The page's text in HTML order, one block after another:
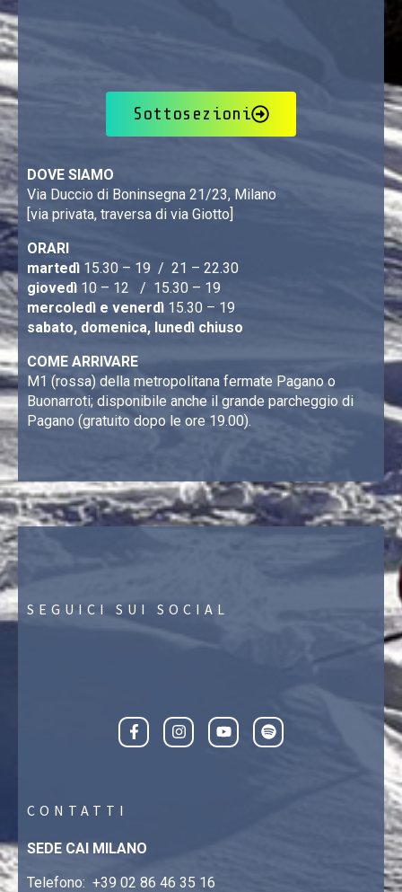
Sottosezioni
DOVE SIAMO
Via Duccio di Boninsegna 21/23, Milano
[via privata, traversa di via Giotto]
ORARI
martedì 15.30 – 19 / 21 – 22.30
giovedì 10 – 12 / 15.30 – 19
mercoledì e venerdì 15.30 – 19
sabato, domenica, lunedì chiuso
COME ARRIVARE
M1 (rossa) della metropolitana fermate Pagano o
Buonarroti; disponibile anche il grande parcheggio di
Pagano (gratuito dopo le ore 19.00).
SEGUICI SUI SOCIAL
CONTATTI
SEDE CAI MILANO
Telefono: +39 02 86 46 35 16